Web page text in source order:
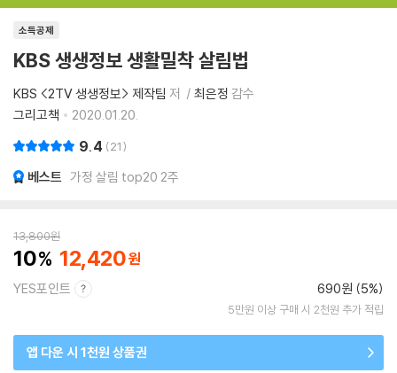
소득공제
KBS 생생정보 생활밀착 살림법
KBS <2TV 생생정보> 제작팀 저 최은정 감수
그리고책
2020.01.20.
9.4 21
베스트 가정 살림 top20 2주
13,800원
10 12,420
YES포인트 690원 (5%)
5만원 이상 구매 시 2천원 추가 적립
앱 다운 시 1천원 상품권